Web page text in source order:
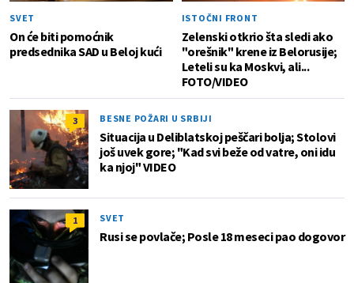
SVET
On će biti pomoćnik
predsednika SAD u Beloj kući
ISTOČNI FRONT
Zelenski otkrio šta sledi ako
"orešnik" krene iz Belorusije;
Leteli su ka Moskvi, ali...
FOTO/VIDEO
3 BESNE POŽARI U SRBIJI
Situacija u Deliblatskoj peščari bolja; Stolovi
još uvek gore; "Kad svi beže od vatre, oni idu
ka njoj" VIDEO
1 SVET
Rusi se povlače; Posle 18 meseci pao dogovor